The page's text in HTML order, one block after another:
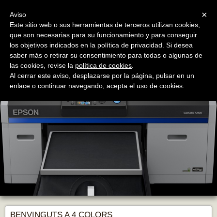
4 colors
Pintor Domènech Farré, 3 - Tel. 93 555 67 74 - 4colors@4colors.cat
BENVINGUTS A 4 COLORS
×
Aviso
Este sitio web o sus herramientas de terceros utilizan cookies,
que son necesarias para su funcionamiento y para conseguir
los objetivos indicados en la política de privacidad. Si desea
saber más o retirar su consentimiento para todas o algunas de
las cookies, revise la política de cookies
Al cerrar este aviso, desplazarse por la página, pulsar en un
enlace o continuar navegando, acepta el uso de cookies.